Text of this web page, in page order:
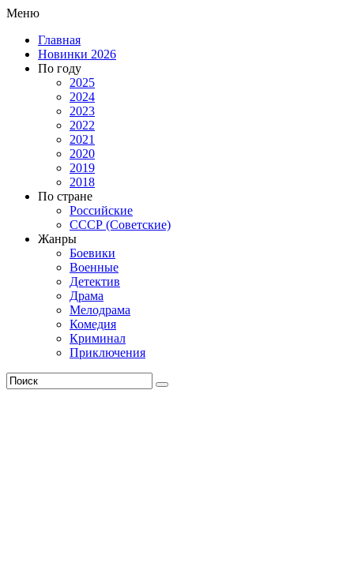
Меню
Главная
Новинки 2026
По году
2025
2024
2023
2022
2021
2020
2019
2018
По стране
Российские
СССР (Советские)
Жанры
Боевики
Военные
Детектив
Драма
Мелодрама
Комедия
Криминал
Приключения